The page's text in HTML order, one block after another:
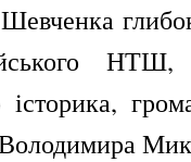
історика,